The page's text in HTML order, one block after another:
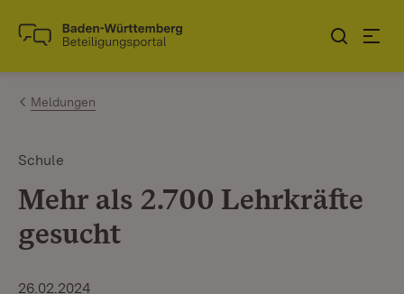
Zum Inhalt springen
Link zur Startseite
Meldungen
Schule
Mehr als 2.700 Lehrkräfte
gesucht
26.02.2024